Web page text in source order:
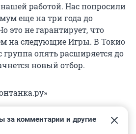
нашей работой. Нас попросили
еще на три года до
это не гарантирует, что
на следующие Игры. В Токио
группа опять расширяется до
новый отбор.
за комментарии и другие